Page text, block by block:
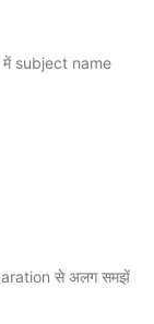
subject name
से अलग समझें